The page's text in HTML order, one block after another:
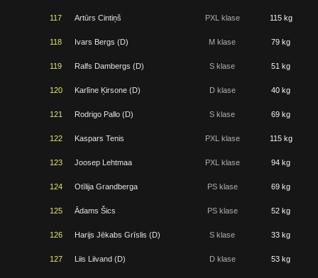
117 Artūrs Cintiņš PXL klase 115 kg
118 Ivars Bergs (D) M klase 79 kg
119 Ralfs Dambergs (D) S klase 51 kg
120 Karlīne Ķirsone (D) D klase 40 kg
121 Rodrigo Pallo (D) S klase 69 kg
122 Kaspars Tenis PXL klase 115 kg
123 Joosep Lehtmaa PXL klase 94 kg
124 Otīlija Grandberga PS klase 69 kg
125 Ādams Šics PS klase 52 kg
126 Harijs Jēkabs Grīslis (D) S klase 33 kg
127 Liis Liivand (D) D klase 53 kg